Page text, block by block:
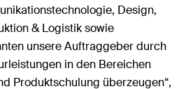
Design,
& Logistik sowie
unsere Auftraggeber durch
in den Bereichen
Produktschulung überzeugen“,